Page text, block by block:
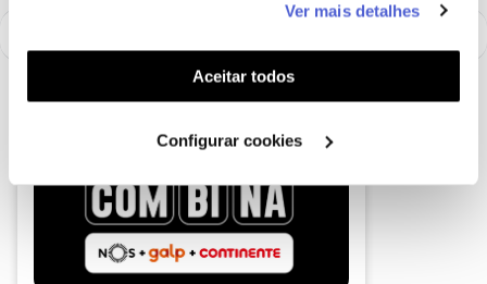
funcionalidades (cookies de personalização e
funcionalidade) e adaptar anúncios aos seus interesses
(cookies de publicidade personalizada). Pode gerir a
utilização dos cookies clicando em "Configurar
Ver mais detalhes
Aceitar todos
Configurar cookies